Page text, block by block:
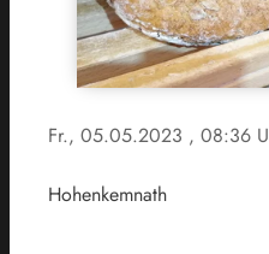
Fr., 05.05.2023 , 08:36
Hohenkemnath